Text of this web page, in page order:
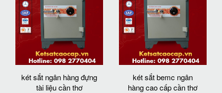
két sắt ngân hàng đựng
tài liệu cần thơ
két sắt bemc ngân
hàng cao cấp cần thơ